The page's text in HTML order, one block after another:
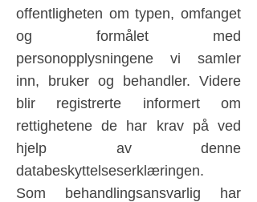
offentligheten om typen, omfanget
og formålet med
personopplysningene vi samler
inn, bruker og behandler. Videre
blir registrerte informert om
rettighetene de har krav på ved
hjelp av denne
databeskyttelseserklæringen.
Som behandlingsansvarlig har